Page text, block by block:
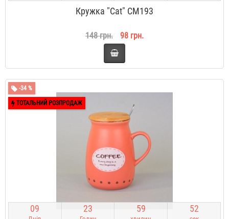
Кружка "Cat" CM193
148 грн. 98 грн.
-34 %
ТОТАЛЬНИЙ РОЗПРОДАЖ
09 23 59 51